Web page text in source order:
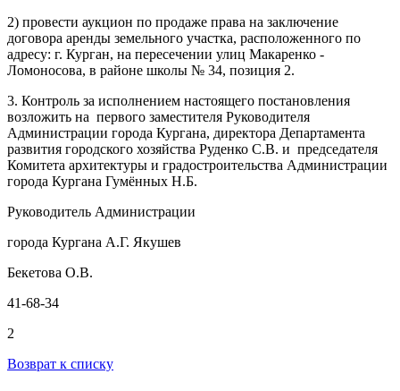
2) провести аукцион по продаже права на заключение
договора аренды земельного участка, расположенного по
адресу: г. Курган, на пересечении улиц Макаренко -
Ломоносова, в районе школы № 34, позиция 2.
3. Контроль за исполнением настоящего постановления
возложить на первого заместителя Руководителя
Администрации города Кургана, директора Департамента
развития городского хозяйства Руденко С.В. и председателя
Комитета архитектуры и градостроительства Администрации
города Кургана Гумённых Н.Б.
Руководитель Администрации
города Кургана А.Г. Якушев
Бекетова О.В.
41-68-34
2
Возврат к списку